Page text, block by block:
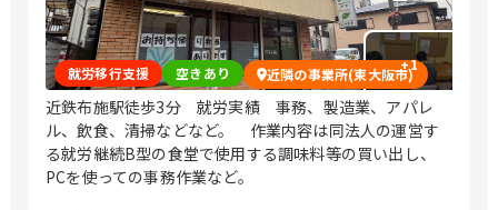
+1
就労移行支援 空きあり 近隣の事業所(東大阪市)
近鉄布施駅徒歩3分 就労実績 事務、製造業、アパレ
ル、飲食、清掃などなど。 作業内容は同法人の運営す
る就労継続B型の食堂で使用する調味料等の買い出し、
PCを使っての事務作業など。